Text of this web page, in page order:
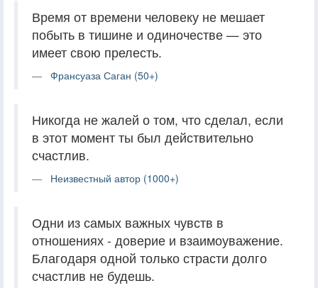
Время от времени человеку не мешает
побыть в тишине и одиночестве — это
имеет свою прелесть.
Франсуаза Саган (50+)
Никогда не жалей о том, что сделал, если
в этот момент ты был действительно
счастлив.
Неизвестный автор (1000+)
Одни из самых важных чувств в
отношениях - доверие и взаимоуважение.
Благодаря одной только страсти долго
счастлив не будешь.